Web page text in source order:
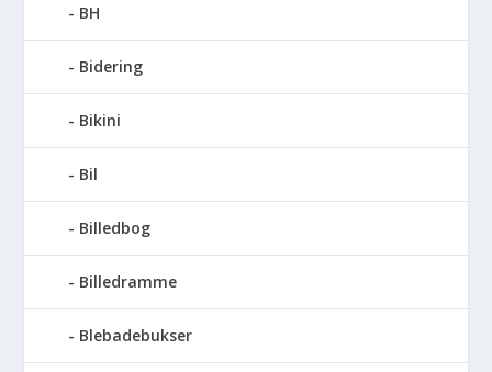
BH
Bidering
Bikini
Bil
Billedbog
Billedramme
Blebadebukser